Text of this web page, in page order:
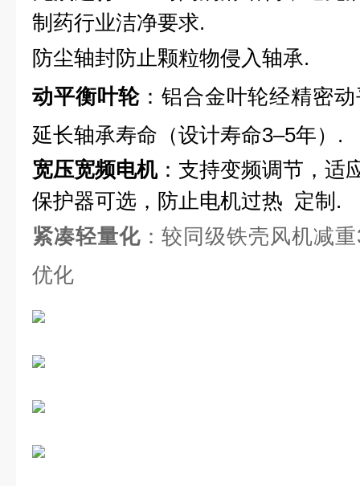
制药行业洁净要求.
防尘轴封防止颗粒物侵入轴承.
动平衡叶轮 ：铝合金叶轮经精密
延长轴承寿命（设计寿命3–5年）.
宽压宽频电机 ：支持变频调节，适
保护器可选，防止电机过热 定制.
紧凑轻量化：较同级铁壳风机减
优化